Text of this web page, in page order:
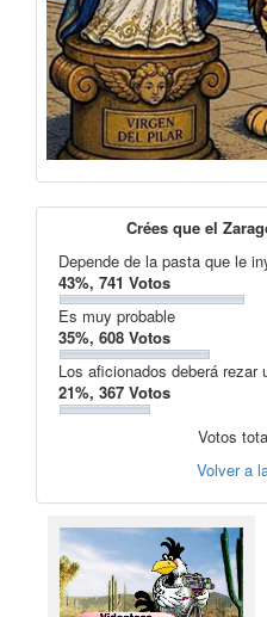
Crées que el
Depende de la pasta que le
43%, 741 Votos
Es muy probable
35%, 608 Votos
Los aficionados deberá
21%, 367 Votos
Votos
Volver a